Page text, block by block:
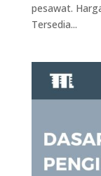
pesawat.
Tersedia...